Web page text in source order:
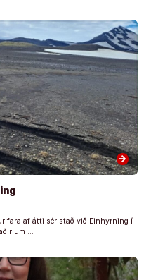
arrow_forward
fara af átti sér stað við Einhyrning í
um …